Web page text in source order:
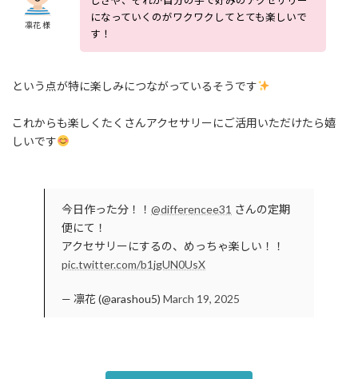
凛花 様
になっていくのがワクワクしてとても楽しいで
す！
という点が特に楽しみにつながっているそうです
これからも楽しくたくさんアクセサリーにご活用いただけたら嬉
しいです
今日作った分！！ @differencee31 さんの定期
便にて！
アクセサリーにするの、めっちゃ楽しい！！
pic.twitter.com/b1jgUN0UsX
— 凛花 (@arashou5) March 19, 2025